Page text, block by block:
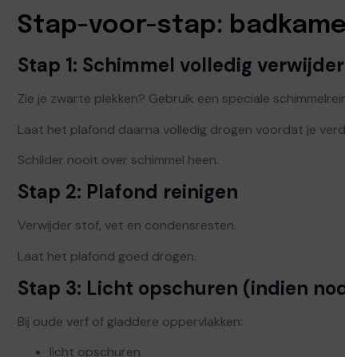
Stap-voor-stap:
Stap 1: Schimmel volledig
Zie je zwarte plekken? Gebruik een speciale
Laat het plafond daarna volledig drogen voordat je
Schilder nooit over schimmel heen.
Stap 2: Plafond reinigen
Verwijder stof, vet en condensresten.
Laat het plafond goed drogen.
Stap 3: Licht opschuren (indien
Bij oude verf of gladdere oppervlakken:
licht opschuren